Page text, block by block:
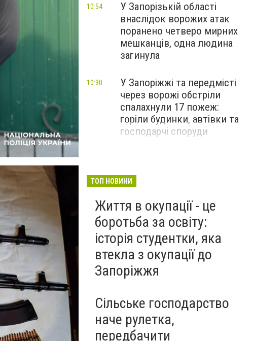
У Запорізькій області
внаслідок ворожих атак
поранено четверо мирних
мешканців, одна людина
загинула
10:54
У Запоріжжі та передмісті
через ворожі обстріли
спалахнули 17 пожеж:
горіли будинки, автівки та
господарчі споруди
10:30
ТОП НОВИНИ
Життя в окупації - це
боротьба за освіту:
історія студентки, яка
втекла з окупації до
Запоріжжя
Сільське господарство
наче рулетка,
передбачити